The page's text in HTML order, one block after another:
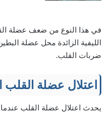
في هذا النوع من ضعف عضلة
الليفية الزائدة محل عضلة
ضربات القلب.
اعتلال عضلة القلب
يحدث اعتلال عضلة القلب